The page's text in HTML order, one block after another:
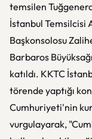
temsilen
İstanbul Temsilcisi
Başkonsolosu
Barbaros
katıldı. KKTC
törende yaptığı
Cumhuriyeti'nin
vurgulayarak,